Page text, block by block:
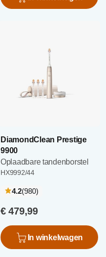
DiamondClean Prestige
9900
Oplaadbare tandenborstel
HX9992/44
4.2(980recensies
)
€ 479,99
In winkelwagen